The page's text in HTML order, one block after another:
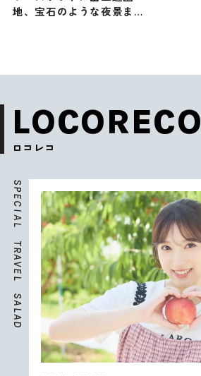
地、宝石のような夜景まで1
LOCORECO
ロコレコ
S
P
E
C
I
A
L
T
R
A
V
E
L
S
A
L
A
D